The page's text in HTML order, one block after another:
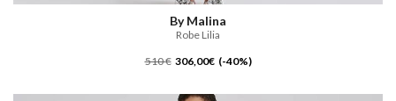
By Malina
Robe Lilia
510 € 306,00€ (-40%)